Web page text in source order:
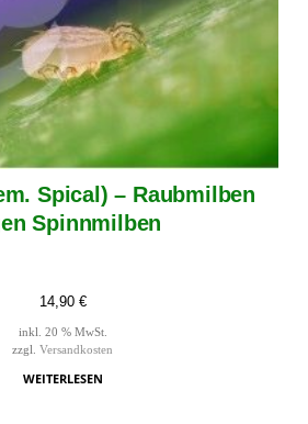
Spical) – Raubmilben
Spinnmilben
14,90 €
inkl. 20 % MwSt.
zzgl. Versandkosten
WEITERLESEN